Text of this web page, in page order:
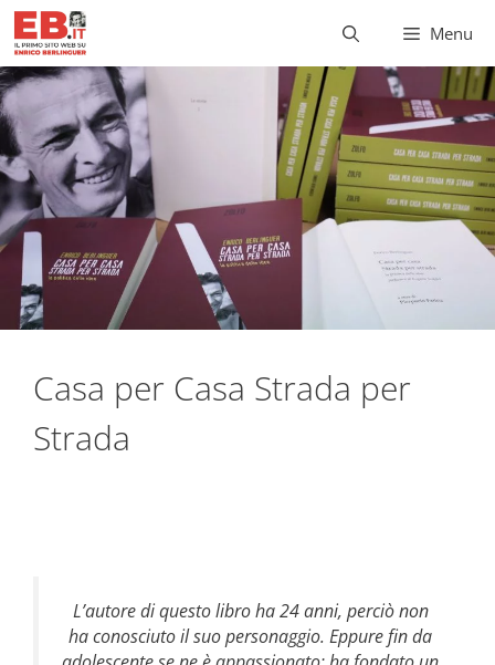
Vai
contenuto
Menu
Casa per Casa Strada per
Strada
L’autore di questo libro ha 24 anni, perciò non
ha conosciuto il suo personaggio. Eppure fin da